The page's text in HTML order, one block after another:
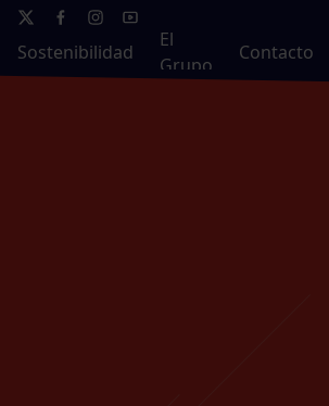
Sostenibilidad
El
Grupo
Contacto